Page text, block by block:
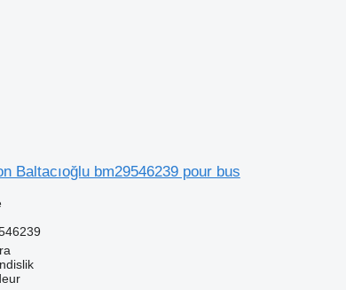
Baltacıoğlu bm29546239 pour bus